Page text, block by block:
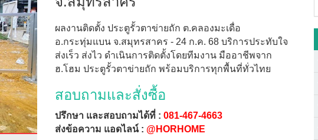
ผลงานติดตั้ง ประตูรั้วตาข่ายถัก ต.คลองมะเดื่อ
อ.กระทุ่มแบน จ.สมุทรสาคร - 24 ก.ค. 68 บริการประทับใจ
ส่งเร็ว ส่งไว ดำเนินการติดตั้งโดยทีมงาน มืออาชีพจาก
ฮ.โฮม ประตูรั้วตาข่ายถัก พร้อมบริการทุกพื้นที่ทั่วไทย
สอบถามและสั่งซื้อ
ปรึกษา และสอบถามได้ที่ : 081-467-4663
ส่งข้อความ แอดไลน์ : @HORHOME